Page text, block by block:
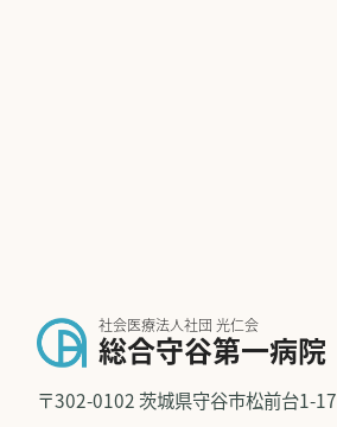
社会医療法人社団 光仁会
総合守谷第一病院
〒302-0102 茨城県守谷市松前台1-17